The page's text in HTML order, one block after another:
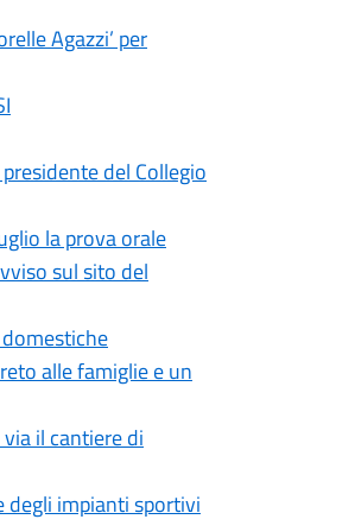
Agazzi’ per
del Collegio
la prova orale
sul sito del
alle famiglie e un
il cantiere di
degli impianti sportivi